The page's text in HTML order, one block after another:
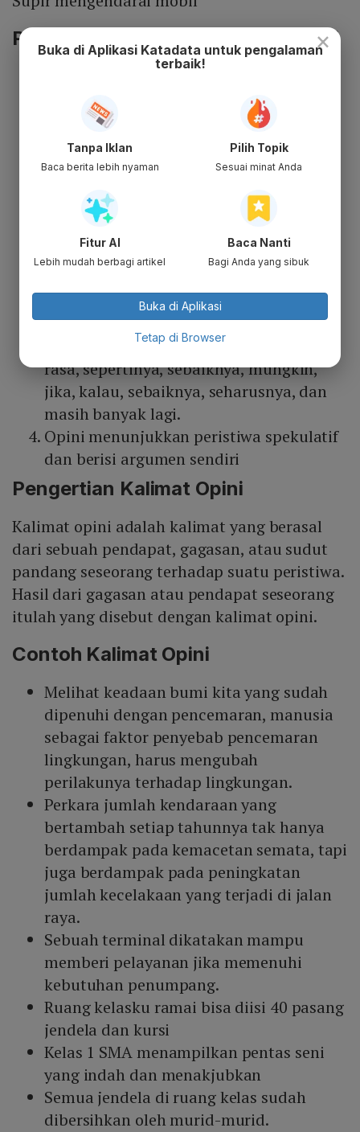
Perbedaan Kalimat Fakta dan Opini
kalimat fakta yang bersifat objektif dan
bersifat subjektif
Kalimat fakta dari kenyataan yang
sebenarnya terjadi, sedangkan opini
memperlihatkan peristiwa yang belum
terjadi.
Kalimat opini
tidak ditambahkan data
pendukung, berbeda dengan kalimat
mendukung argumen.
Opini berisi kalimat pengandaian yang
menggunakan kata menurut saya, saya
rasa, sepertinya, sebaiknya, mungkin,
jika, kalau, sebaiknya, seharusnya, dan
masih banyak lagi.
Opini menunjukkan peristiwa spekulatif
dan berisi argumen sendiri
Pengertian Kalimat Opini
Kalimat opini adalah kalimat yang berasal
dari sebuah pendapat, gagasan, atau sudut
pandang seseorang terhadap suatu peristiwa.
Hasil dari gagasan atau pendapat seseorang
itulah yang disebut dengan kalimat opini.
Contoh Kalimat Opini
Melihat keadaan bumi kita yang sudah
dipenuhi dengan pencemaran, manusia
sebagai faktor penyebab pencemaran
lingkungan, harus mengubah
perilakunya terhadap lingkungan.
Perkara jumlah kendaraan yang
bertambah setiap tahunnya tak hanya
berdampak pada kemacetan semata, tapi
juga berdampak pada peningkatan
jumlah kecelakaan yang terjadi di jalan
raya.
Sebuah terminal dikatakan mampu
memberi pelayanan jika memenuhi
kebutuhan penumpang.
Ruang kelasku ramai bisa diisi 40 pasang
jendela dan kursi
Kelas 1 SMA menampilkan pentas seni
yang indah dan menakjubkan
Semua jendela di ruang kelas sudah
dibersihkan oleh murid-murid.
×
Buka di Aplikasi Katadata untuk pengalaman
terbaik!
Tanpa Iklan
Baca berita lebih nyaman
Pilih Topik
Sesuai minat Anda
Fitur AI
Lebih mudah berbagi artikel
Baca Nanti
Bagi Anda yang sibuk
Buka di Aplikasi
Tetap di Browser